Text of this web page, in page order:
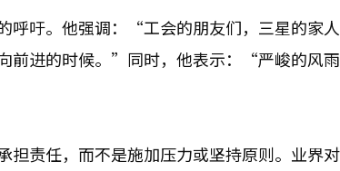
呼吁。他强调：“工会的朋友们，三星的家
前进的时候。”同时，他表示：“严峻的风
担责任，而不是施加压力或坚持原则。业界